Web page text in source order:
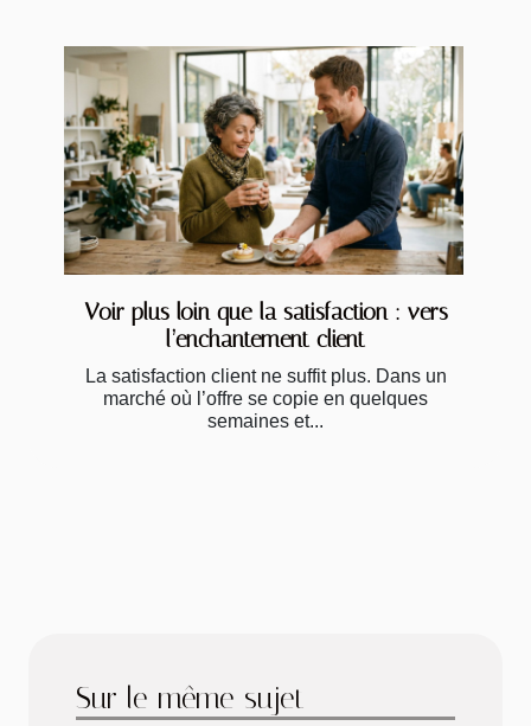
Voir plus loin que la satisfaction : vers
l’enchantement client
La satisfaction client ne suffit plus. Dans un
marché où l’offre se copie en quelques
semaines et...
Sur le même sujet